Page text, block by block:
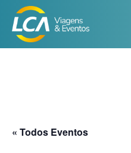
« Todos Eventos